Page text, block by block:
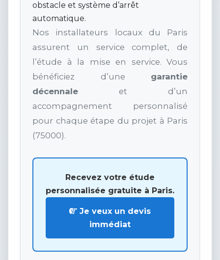
obstacle et système d’arrêt
automatique.
Nos installateurs locaux du Paris
assurent un service complet, de
l’étude à la mise en service. Vous
bénéficiez d’une garantie
décennale et d’un
accompagnement personnalisé
pour chaque étape du projet à Paris
(75000).
Recevez votre étude
personnalisée gratuite à Paris.
Je veux un devis
immédiat